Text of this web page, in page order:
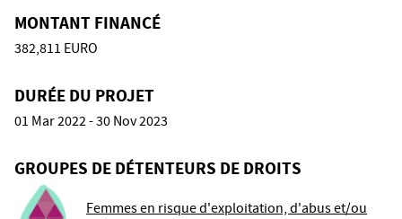
MONTANT FINANCÉ
382,811 EURO
DURÉE DU PROJET
01 Mar 2022 - 30 Nov 2023
GROUPES DE DÉTENTEURS DE DROITS
Femmes en risque d'exploitation, d'abus et/ou